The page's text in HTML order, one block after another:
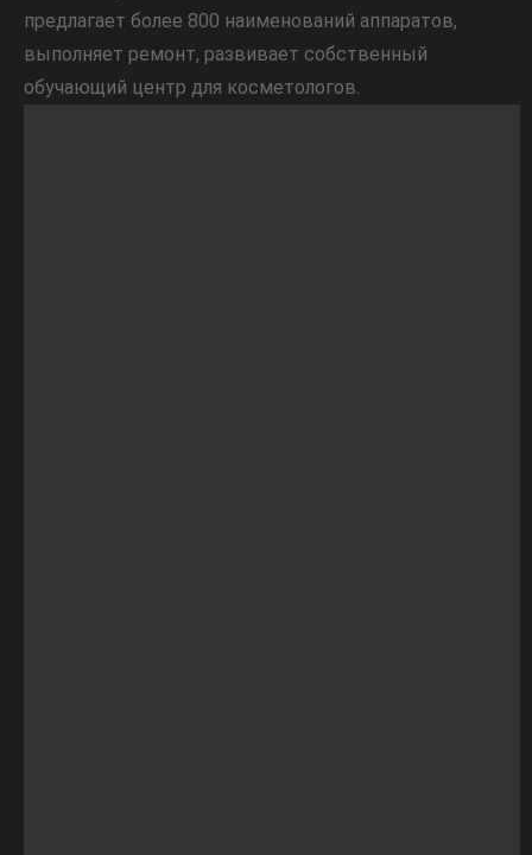
предлагает более 800 наименований аппаратов,
выполняет ремонт, развивает собственный
обучающий центр для косметологов.